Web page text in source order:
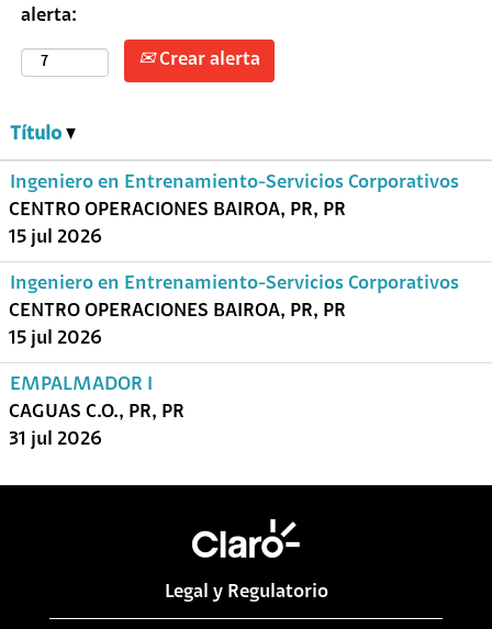
alerta:
Crear alerta
Título
Ingeniero en Entrenamiento-Servicios Corporativos
CENTRO OPERACIONES BAIROA, PR, PR
15 jul 2026
Ingeniero en Entrenamiento-Servicios Corporativos
CENTRO OPERACIONES BAIROA, PR, PR
15 jul 2026
EMPALMADOR I
CAGUAS C.O., PR, PR
31 jul 2026
Legal y Regulatorio